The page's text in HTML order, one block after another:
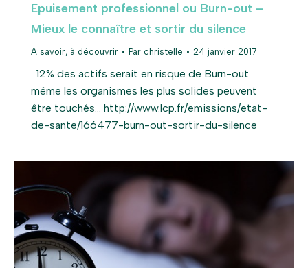
Epuisement professionnel ou Burn-out –
Mieux le connaître et sortir du silence
A savoir, à découvrir Par christelle 24 janvier 2017
12% des actifs serait en risque de Burn-out…
même les organismes les plus solides peuvent
être touchés… http://www.lcp.fr/emissions/etat-
de-sante/166477-burn-out-sortir-du-silence